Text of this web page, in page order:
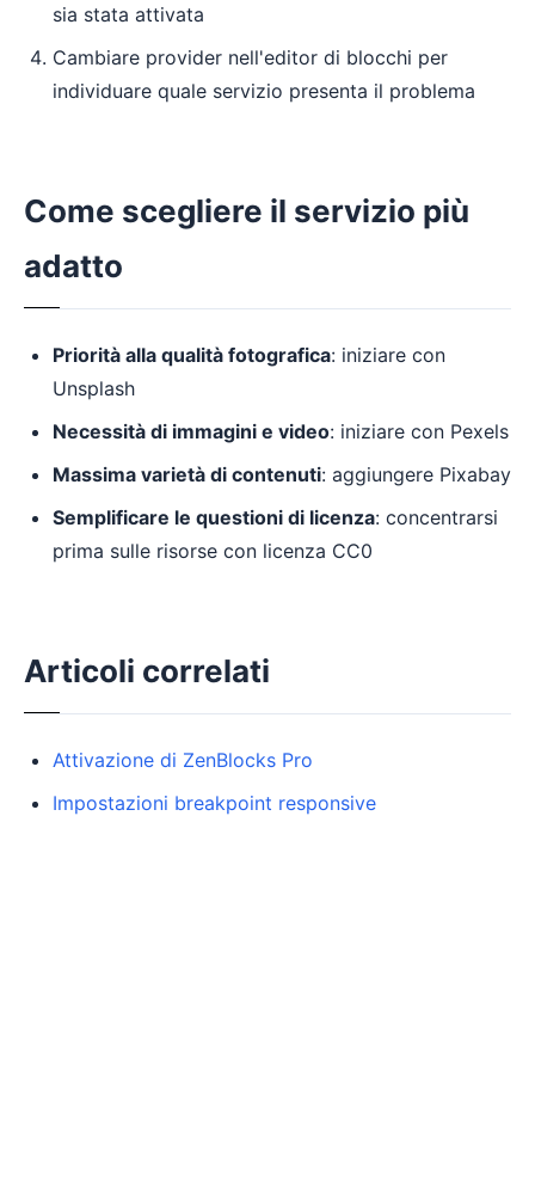
sia stata attivata
Cambiare provider nell'editor di blocchi per
individuare quale servizio presenta il problema
Come scegliere il servizio più
adatto
Priorità alla qualità fotografica: iniziare con
Unsplash
Necessità di immagini e video: iniziare con Pexels
Massima varietà di contenuti: aggiungere Pixabay
Semplificare le questioni di licenza: concentrarsi
prima sulle risorse con licenza CC0
Articoli correlati
Attivazione di ZenBlocks Pro
Impostazioni breakpoint responsive